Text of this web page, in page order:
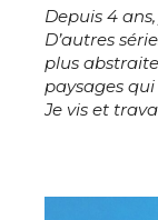
J'accepte les
Depuis 4
D’autres
plus
paysages
Je vis et